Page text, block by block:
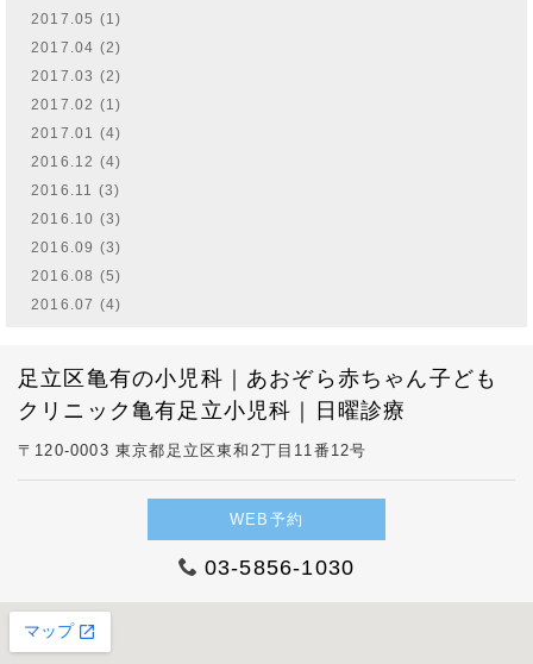
2017.05 (1)
2017.04 (2)
2017.03 (2)
2017.02 (1)
2017.01 (4)
2016.12 (4)
2016.11 (3)
2016.10 (3)
2016.09 (3)
2016.08 (5)
2016.07 (4)
足立区亀有の小児科｜あおぞら赤ちゃん子ども
クリニック亀有足立小児科｜日曜診療
〒120-0003 東京都足立区東和2丁目11番12号
WEB予約
03-5856-1030